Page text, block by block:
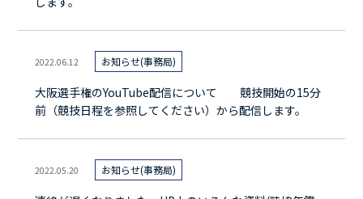
2022.06.12 お知らせ(事務局)
大阪選手権のYouTube配信について 競技開始の15分
前（競技日程を参照してください）から配信します。
2022.05.20 お知らせ(事務局)